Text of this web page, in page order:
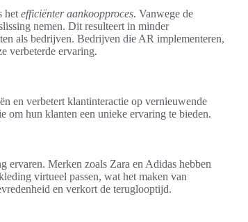
het efficiënter aankoopproces. Vanwege de
nemen. Dit resulteert in minder
als bedrijven. Bedrijven die AR implementeren,
verbeterde ervaring.
en verbetert klantinteractie op vernieuwende
om hun klanten een unieke ervaring te bieden.
ervaren. Merken zoals Zara en Adidas hebben
virtueel passen, wat het maken van
en verkort de teruglooptijd.